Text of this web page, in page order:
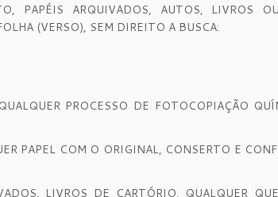
PAPÉIS ARQUIVADOS, AUTOS, LIVROS
(VERSO), SEM DIREITO A BUSCA:
PROCESSO DE FOTOCOPIAÇÃO
PAPEL COM O ORIGINAL, CONSERTO E
LIVROS DE CARTÓRIO, QUALQUER